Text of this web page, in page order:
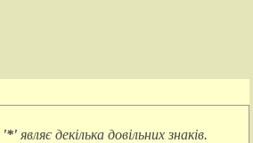
'*' являє декілька довільних знаків.